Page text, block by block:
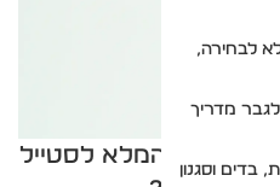
– המדריך המלא לסטייל
לבחירה,
מדריך
בדים וסגנון